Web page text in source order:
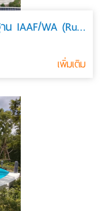
พื้นลู่วิ่ง-ลานกีฬา Synthetic มาตรฐาน IAAF/WA (Running Track)
เพิ่มเติม